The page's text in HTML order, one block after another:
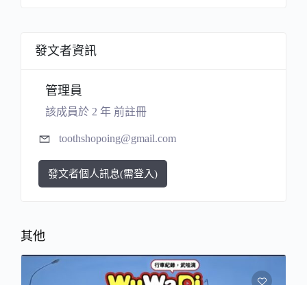
發文者資訊
管理員
該成員於 2 年 前註冊
toothshopoing@gmail.com
發文者個人訊息(需登入)
其他